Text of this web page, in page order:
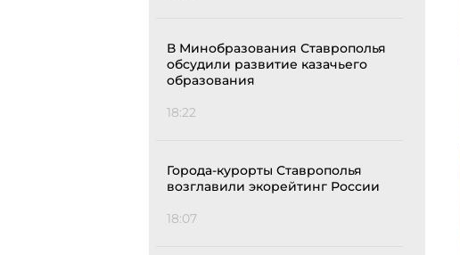
В Минобразования Ставрополья
обсудили развитие казачьего
образования
18:22
Города-курорты Ставрополья
возглавили экорейтинг России
18:07